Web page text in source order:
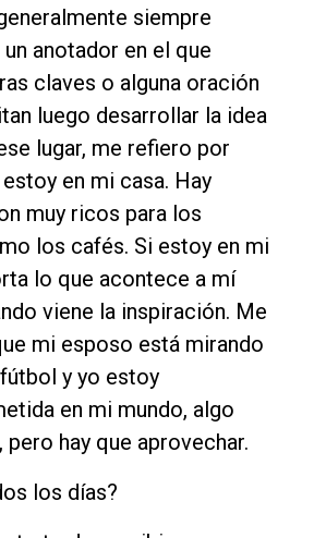
siempre
anotador en el que
claves o alguna oración
luego desarrollar la idea
lugar, me refiero por
en mi casa. Hay
muy ricos para los
los cafés. Si estoy en mi
lo que acontece a mí
viene la inspiración. Me
mi esposo está mirando
y yo estoy
en mi mundo, algo
hay que aprovechar.
los días?